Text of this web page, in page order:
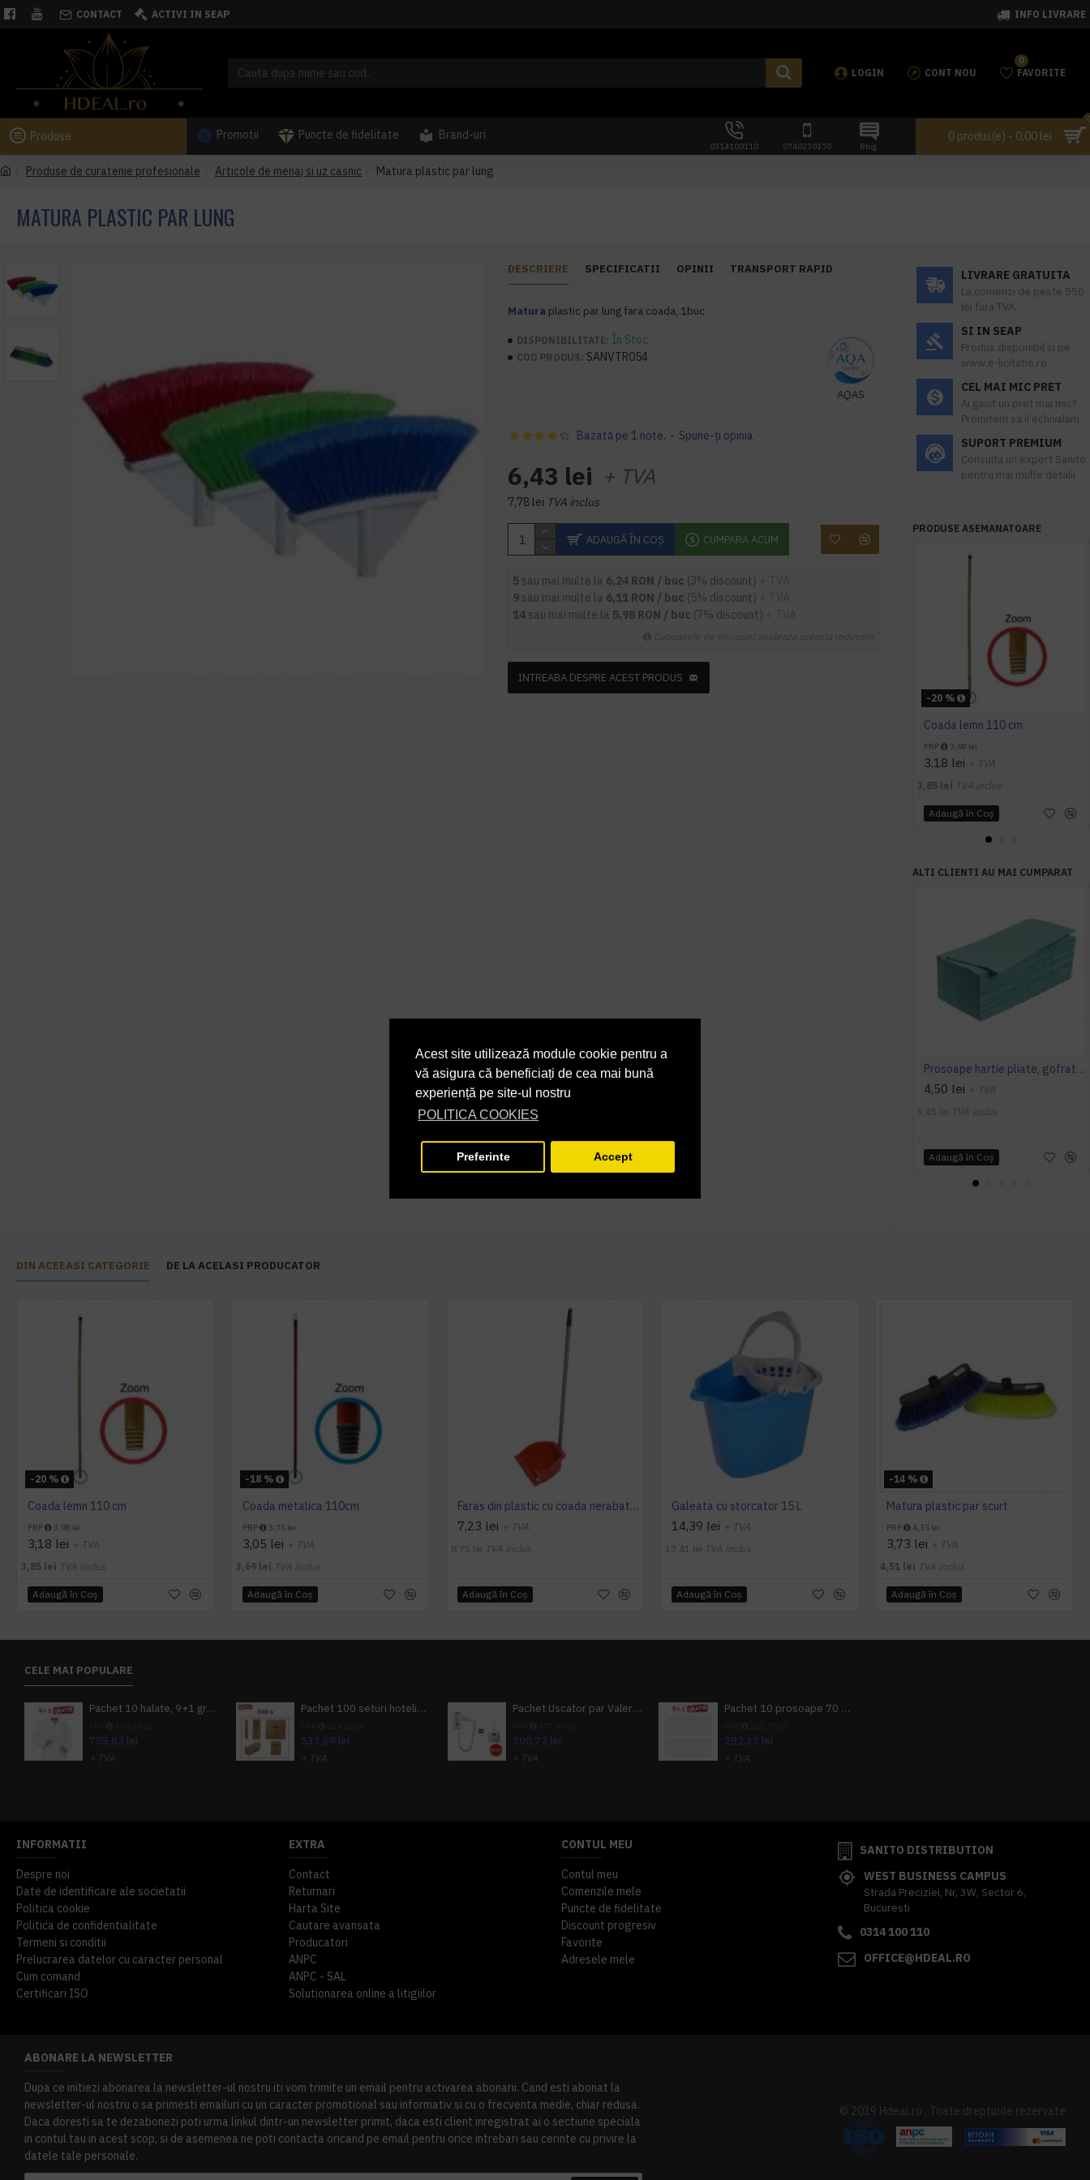
Acest site utilizează module cookie pentru a
vă asigura că beneficiați de cea mai bună
experiență pe site-ul nostru
POLITICA COOKIES
Preferinte Accept
CONTACT ACTIVI IN SEAP INFO LIVRARE
LOGIN CONT NOU FAVORITE
0
Produse Promotii Puncte de fidelitate Brand-uri
0314100110 0740230170 Blog
0 produs(e) - 0,00 lei
Produse de curatenie profesionale Articole de menaj si uz casnic Matura plastic par lung
MATURA PLASTIC PAR LUNG
DESCRIERE SPECIFICATII OPINII TRANSPORT RAPID
Matura plastic par lung fara coada, 1buc
DISPONIBILITATE: În Stoc
COD PRODUS: SANVTR054
AQAS
Bazată pe 1 note. - Spune-ţi opinia
6,43 lei + TVA
7,78 lei TVA inclus
ADAUGĂ ÎN COŞ CUMPARA ACUM
5 sau mai multe la 6,24 RON / buc (3% discount)
9 sau mai multe la 6,11 RON / buc (5% discount)
14 sau mai multe la 5,98 RON / buc (7% discount)
INTREABA DESPRE ACEST PRODUS
LIVRARE GRATUITA
La comenzi de peste 550
lei fara TVA.
SI IN SEAP
Produs disponibil si pe
www.e-licitatie.ro
CEL MAI MIC PRET
Ai gasit un pret mai mic?
Promitem sa il echivalam.
SUPORT PREMIUM
Consulta un expert Sanito
pentru mai multe detalii
PRODUSE ASEMANATOARE
-20 %
Coada lemn 110 cm
PRP 3,98 lei
3,18 lei + TVA
3,85 lei TVA inclus
Adaugă în Coş
ALTI CLIENTI AU MAI CUMPARAT
Prosoape hartie pliate, gofrate, verzi, 25 x 23 cm, V fold, 1 strat, AQAS, 250 buc/pachet
4,50 lei + TVA
5,45 lei TVA inclus
Adaugă în Coş
DIN ACEEASI CATEGORIE DE LA ACELASI PRODUCATOR
-20 %
Coada lemn 110 cm
PRP 3,98 lei
3,18 lei + TVA
3,85 lei TVA inclus
Adaugă în Coş
-18 %
Coada metalica 110cm
PRP 3,73 lei
3,05 lei + TVA
3,69 lei TVA inclus
Adaugă în Coş
Faras din plastic cu coada nerabatabila - rosu/ albastru
7,23 lei + TVA
8,75 lei TVA inclus
Adaugă în Coş
Galeata cu storcator 15 L
14,39 lei + TVA
17,41 lei TVA inclus
Adaugă în Coş
-14 %
Matura plastic par scurt
PRP 4,35 lei
3,73 lei + TVA
4,51 lei TVA inclus
Adaugă în Coş
CELE MAI POPULARE
Pachet 10 halate, 9+1 gratuit
755,82 lei
+ TVA
Pachet 100 seturi hoteliere, set dentar, set barbierit, casca de dus, pila unghii, set cusut
533,69 lei
+ TVA
Pachet Uscator par Valera Action Super Plus + GRATUIT Sampon si gel de dus Tork
300,72 lei
+ TVA
Pachet 10 prosoape 70 x 140cm 9 + 1 gratuit
282,33 lei
+ TVA
INFORMATII
Despre noi
Date de identificare ale societatii
Politica cookie
Politica de confidentialitate
Termeni si conditii
Prelucrarea datelor cu caracter personal
Cum comand
Certificari ISO
EXTRA
Contact
Returnari
Harta Site
Cautare avansata
Producatori
ANPC
ANPC - SAL
Solutionarea online a litigiilor
CONTUL MEU
Contul meu
Comenzile mele
Puncte de fidelitate
Discount progresiv
Favorite
Adresele mele
SANITO DISTRIBUTION
WEST BUSINESS CAMPUS
Strada Preciziei, Nr, 3W, Sector 6,
Bucuresti
0314 100 110
OFFICE@HDEAL.RO
ABONARE LA NEWSLETTER
Dupa ce initiezi abonarea la newsletter-ul nostru iti vom trimite un email pentru activarea abonarii. Cand esti abonat la
newsletter-ul nostru o sa primesti emailuri cu un caracter promotional sau informativ si cu o frecventa medie, chiar redusa.
Daca doresti sa te dezabonezi poti urma linkul dintr-un newsletter primit, daca esti client inregistrat ai o sectiune speciala
in contul tau in acest scop, si de asemenea ne poti contacta oricand pe email pentru orice intrebari sau cerinte cu privire la
datele tale personale.
© 2019 Hdeal.ro , Toate drepturile rezervate